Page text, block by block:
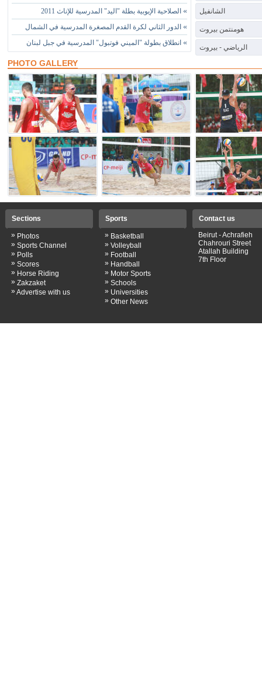
» الصلاحية الإيوبية بطلة "اليد" المدرسية للإناث 2011
» الدور الثاني لكرة القدم المصغرة المدرسية في الشمال
» انطلاق بطولة "الميني فوتبول" المدرسية في جبل لبنان
الشانفيل
هومنتمن بيروت
الرياضي - بيروت
PHOTO GALLERY
Sections
» Photos
» Sports Channel
» Polls
» Scores
» Horse Riding
» Zakzaket
» Advertise with us
Sports
» Basketball
» Volleyball
» Football
» Handball
» Motor Sports
» Schools
» Universities
» Other News
Contact us
Beirut - Achrafieh
Chahrouri Street
Atallah Building
7th Floor